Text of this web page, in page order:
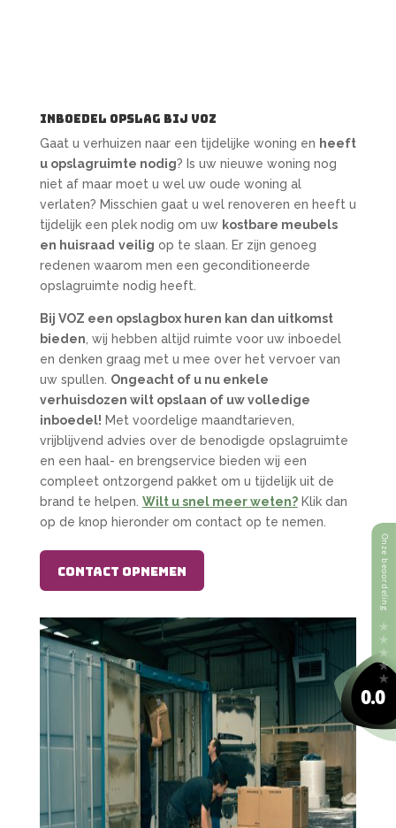
Inboedel opslag bij VOZ
Gaat u verhuizen naar een tijdelijke woning en heeft
u opslagruimte nodig? Is uw nieuwe woning nog
niet af maar moet u wel uw oude woning al
verlaten? Misschien gaat u wel renoveren en heeft u
tijdelijk een plek nodig om uw kostbare meubels
en huisraad veilig op te slaan. Er zijn genoeg
redenen waarom men een geconditioneerde
opslagruimte nodig heeft.
Bij VOZ een opslagbox huren kan dan uitkomst
bieden , wij hebben altijd ruimte voor uw inboedel
en denken graag met u mee over het vervoer van
uw spullen. Ongeacht of u nu enkele
verhuisdozen wilt opslaan of uw volledige
inboedel! Met voordelige maandtarieven,
vrijblijvend advies over de benodigde opslagruimte
en een haal- en brengservice bieden wij een
compleet ontzorgend pakket om u tijdelijk uit de
brand te helpen. Wilt u snel meer weten?Klik dan
op de knop hieronder om contact op te nemen.
Contact opnemen